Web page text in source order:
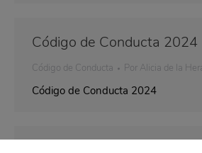
Código de Conducta 2024
Código de Conducta Por Alicia de la
Código de Conducta 2024